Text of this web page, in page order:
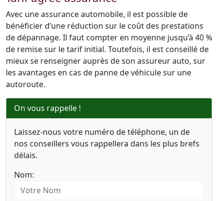
Avec une assurance automobile, il est possible de
bénéficier d’une réduction sur le coût des prestations
de dépannage. Il faut compter en moyenne jusqu’à 40 %
de remise sur le tarif initial. Toutefois, il est conseillé de
mieux se renseigner auprès de son assureur auto, sur
les avantages en cas de panne de véhicule sur une
autoroute.
On vous rappelle !
Laissez-nous votre numéro de téléphone, un de
nos conseillers vous rappellera dans les plus brefs
délais.
Nom: